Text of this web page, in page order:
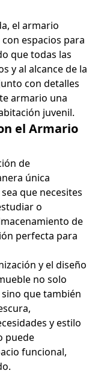
el armario
espacios para
que todas las
y al alcance de la
con detalles
armario una
juvenil.
el Armario
de
única
que necesites
o
de
perfecta para
y el diseño
no solo
que también
y estilo
puede
funcional,